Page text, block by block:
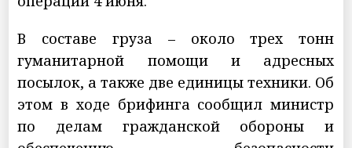
В составе груза – около трех тонн
гуманитарной помощи и адресных
посылок, а также две единицы техники. Об
этом в ходе брифинга сообщил министр
по делам гражданской обороны и